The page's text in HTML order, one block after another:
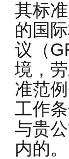
其标
的国
议（
境，
准范
工作
与贵
内的。